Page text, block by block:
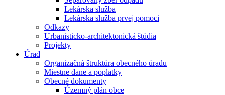
Lekárska služba
Lekárska služba prvej pomoci
Odkazy
Urbanisticko-architektonická štúdia
Projekty
Úrad
Organizačná štruktúra obecného úradu
Miestne dane a poplatky
Obecné dokumenty
Územný plán obce